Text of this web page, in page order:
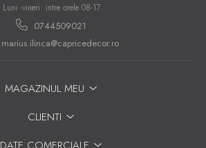
Luni -vineri: intre orele 08-17
0744509021
marius.ilinca@capricedecor.ro
MAGAZINUL MEU
CLIENTI